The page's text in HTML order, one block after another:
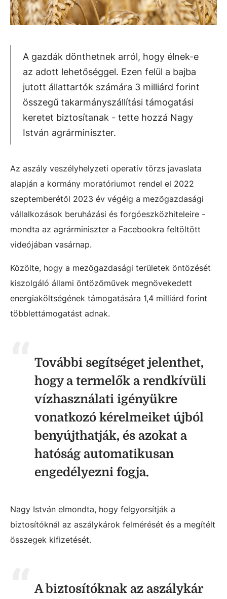
A gazdák dönthetnek arról, hogy élnek-e
az adott lehetőséggel. Ezen felül a bajba
jutott állattartók számára 3 milliárd forint
összegű takarmányszállítási támogatási
keretet biztosítanak - tette hozzá Nagy
István agrárminiszter.
Az aszály veszélyhelyzeti operatív törzs javaslata
alapján a kormány moratóriumot rendel el 2022
szeptemberétől 2023 év végéig a mezőgazdasági
vállalkozások beruházási és forgóeszközhiteleire -
mondta az agrárminiszter a Facebookra feltöltött
videójában vasárnap.
Közölte, hogy a mezőgazdasági területek öntözését
kiszolgáló állami öntözőművek megnövekedett
energiaköltségének támogatására 1,4 milliárd forint
többlettámogatást adnak.
További segítséget jelenthet,
hogy a termelők a rendkívüli
vízhasználati igényükre
vonatkozó kérelmeiket újból
benyújthatják, és azokat a
hatóság automatikusan
engedélyezni fogja.
Nagy István elmondta, hogy felgyorsítják a
biztosítóknál az aszálykárok felmérését és a megítélt
összegek kifizetését.
A biztosítóknak az aszálykár